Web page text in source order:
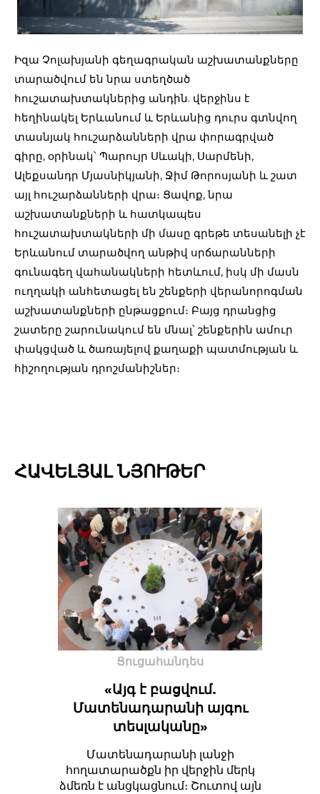
Իզա Չոլախյանի գեղագրական աշխատանքները
տարածվում են նրա ստեղծած
հուշատախտակներից անդին. վերջինս է
հեղինակել Երևանում և Երևանից դուրս գտնվող
տասնյակ հուշարձանների վրա փորագրված
գիրը, օրինակ՝ Պարույր Սևակի, Սարմենի,
Ալեքսանդր Մյասնիկյանի, Ջիմ Թորոսյանի և շատ
այլ հուշարձանների վրա։ Ցավոք, նրա
աշխատանքների և հատկապես
հուշատախտակների մի մասը գրեթե տեսանելի չէ
Երևանում տարածվող անթիվ սրճարանների
գունագեղ վահանակների հետևում, իսկ մի մասն
ուղղակի անհետացել են շենքերի վերանորոգման
աշխատանքների ընթացքում։ Բայց դրանցից
շատերը շարունակում են մնալ՝ շենքերին ամուր
փակցված և ծառայելով քաղաքի պատմության և
հիշողության դրոշմանիշներ։
ՀԱՎԵԼՅԱԼ ՆՅՈՒԹԵՐ
Ցուցահանդես
«Այգ է բացվում.
Մատենադարանի այգու
տեսլականը»
Մատենադարանի լանջի
հողատարածքն իր վերջին մերկ
ձմեռն է անցկացնում։ Շուտով այն